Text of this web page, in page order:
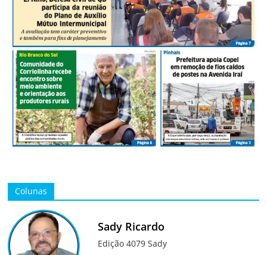
Colunas
Sady Ricardo
Edição 4079 Sady